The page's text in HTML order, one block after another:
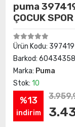
puma
ÇOCUK
Ürün Kodu:
Barkod:
Marka: Puma
Stok: 10
%13
indirim